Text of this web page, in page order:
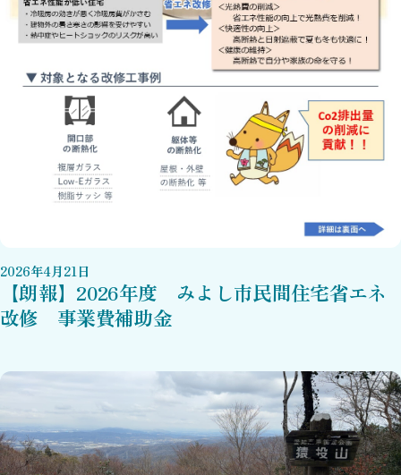
2026年4月21 日
【朗報】2026年度 みよし市民間住宅省エネ
改修 事業費補助金